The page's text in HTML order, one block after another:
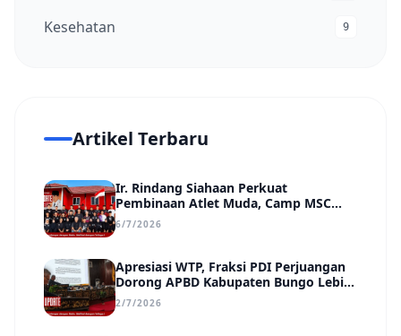
Kesehatan 9
Artikel Terbaru
Ir. Rindang Siahaan Perkuat
Pembinaan Atlet Muda, Camp MSC
Siapkan Generasi Juara Hadapi
Kejuaraan Regional hingga Nasional
6/7/2026
Apresiasi WTP, Fraksi PDI Perjuangan
Dorong APBD Kabupaten Bungo Lebih
Efektif, Transparan, dan Berdampak
2/7/2026